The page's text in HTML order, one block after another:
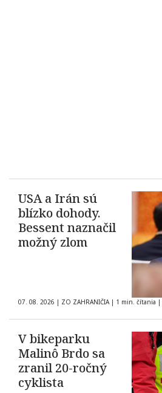
USA a Irán sú
blízko dohody.
Bessent naznačil
možný zlom
07. 08. 2026 | ZO ZAHRANIČIA | 1 min. čítania |
V bikeparku
Malinô Brdo sa
zranil 20-ročný
cyklista